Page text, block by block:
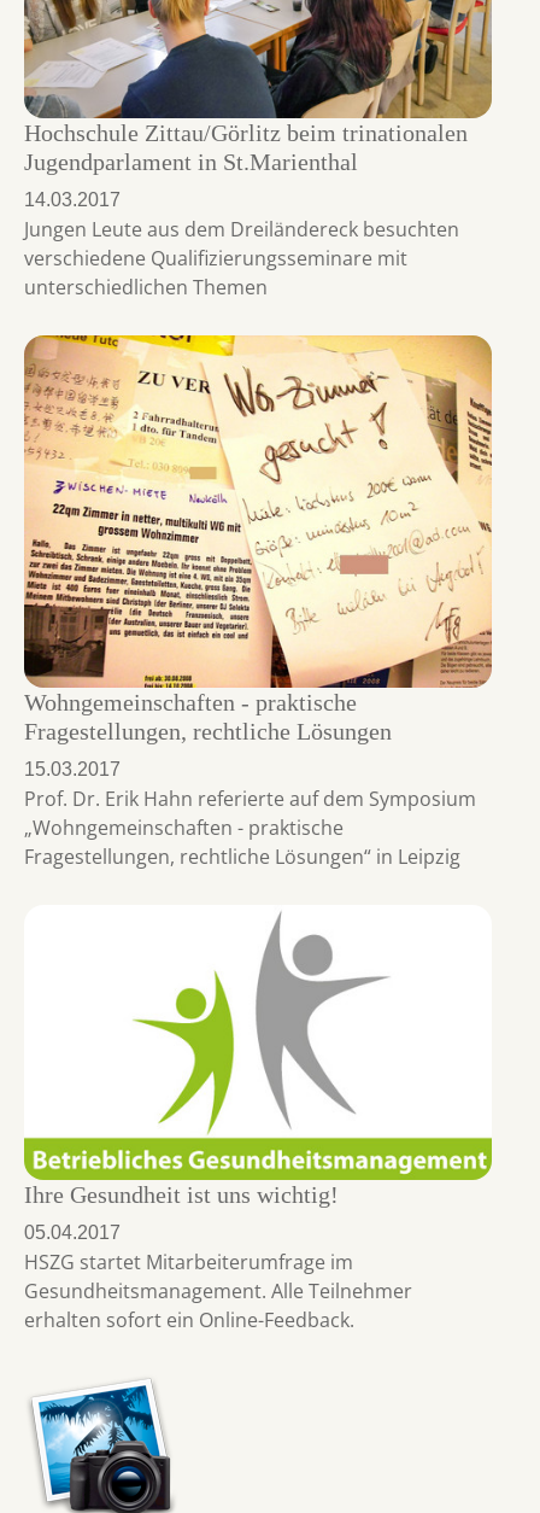
Hochschule Zittau/Görlitz beim trinationalen
Jugendparlament in St.Marienthal
14.03.2017
Jungen Leute aus dem Dreiländereck besuchten
verschiedene Qualifizierungsseminare mit
unterschiedlichen Themen
Wohngemeinschaften - praktische
Fragestellungen, rechtliche Lösungen
15.03.2017
Prof. Dr. Erik Hahn referierte auf dem Symposium
„Wohngemeinschaften - praktische
Fragestellungen, rechtliche Lösungen“ in Leipzig
Ihre Gesundheit ist uns wichtig!
05.04.2017
HSZG startet Mitarbeiterumfrage im
Gesundheitsmanagement. Alle Teilnehmer
erhalten sofort ein Online-Feedback.